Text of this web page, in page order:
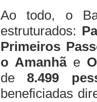
Ao todo, o
estruturados:
Primeiros
o Amanhãe
de8.499
beneficiadas